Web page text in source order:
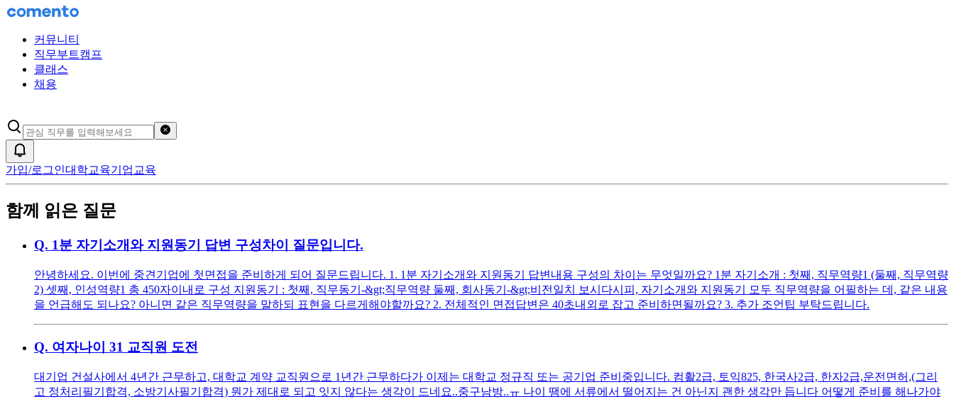
커뮤니티
직무부트캠프
클래스
채용
가입/로그인대학교육기업교육
함께 읽은 질문
Q. 1분 자기소개와 지원동기 답변 구성차이 질문입니다.
안녕하세요. 이번에 중견기업에 첫면접을 준비하게 되어 질문드립니다. 1. 1분 자기소개와 지원동기 답변내용 구성의 차이는 무엇일까요? 1분 자기소개 : 첫째, 직무역량1 (둘째, 직무역량
2) 셋째, 인성역량1 총 450자이내로 구성 지원동기 : 첫째, 직무동기-&gt;직무역량 둘째, 회사동기-&gt;비전일치 보시다시피, 자기소개와 지원동기 모두 직무역량을 어필하는 데, 같은 내용
을 언급해도 되나요? 아니면 같은 직무역량을 말하되 표현을 다르게해야할까요? 2. 전체적인 면접답변은 40초내외로 잡고 준비하면될까요? 3. 추가 조언팁 부탁드립니다.
Q. 여자나이 31 교직원 도전
대기업 건설사에서 4년간 근무하고, 대학교 계약 교직원으로 1년간 근무하다가 이제는 대학교 정규직 또는 공기업 준비중입니다. 컴활2급, 토익825, 한국사2급, 한자2급,운전면허,(그리
고 정처리필기합격, 소방기사필기합격) 뭔가 제대로 되고 잇지 않다는 생각이 드네요..중구남방..ㅠ 나이 땜에 서류에서 떨어지는 건 아닌지 괜한 생각만 듭니다 어떻게 준비를 해나가야